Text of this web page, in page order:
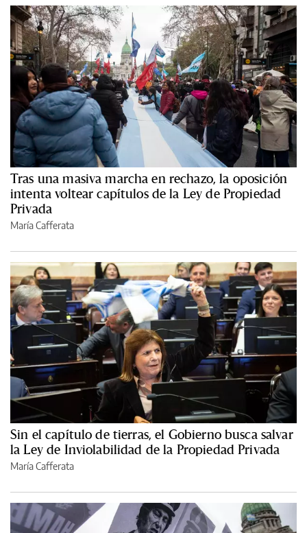
Tras una masiva marcha en rechazo, la oposición
intenta voltear capítulos de la Ley de Propiedad
Privada
María Cafferata
Sin el capítulo de tierras, el Gobierno busca salvar
la Ley de Inviolabilidad de la Propiedad Privada
María Cafferata